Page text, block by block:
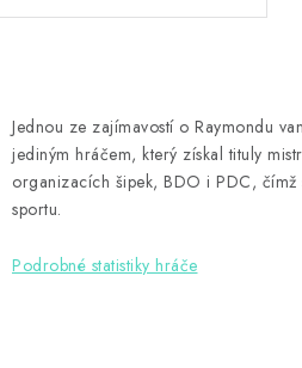
v
l
á
d
c
Jednou ze zajímavostí o Raymondu
jediným hráčem, který získal tituly
organizacích šipek, BDO i PDC, čímž
sportu.
Podrobné statistiky hráče